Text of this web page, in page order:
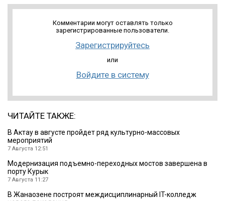
Комментарии могут оставлять только
зарегистрированные пользователи.
Зарегистрируйтесь
или
Войдите в систему
ЧИТАЙТЕ ТАКЖЕ:
В Актау в августе пройдет ряд культурно-массовых
мероприятий
7 Августа 12:51
Модернизация подъемно-переходных мостов завершена в
порту Курык
7 Августа 11:27
В Жанаозене построят междисциплинарный IT-колледж